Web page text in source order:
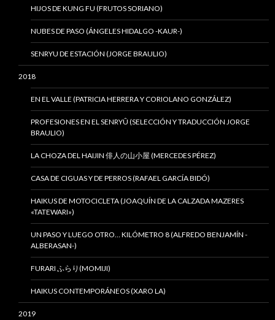
HIJOS DE KUNG FU (FRUTOS SORIANO)
NUBES DE PASO (ÁNGELES HIDALGO -KAUR-)
SENRYU DE ESTACIÓN (JORGE BRAULIO)
2018
EN EL VALLE (PATRICIA HERRERA Y CORIOLANO GONZÁLEZ)
PROFESIONES EN EL SENRYÛ (SELECCIÓN Y TRADUCCIÓN JORGE
BRAULIO)
LA CHOZA DEL HAIJIN 俳人の山小屋 (MERCEDES PÉREZ)
CASA DE CIGUAS Y DE PERROS (RAFAEL GARCÍA BIDÓ)
HAIKUS DE MOTOCICLETA (JOAQUÍN DE LA CALZADA MAZERES
«TATEWARI»)
UN PASO Y LUEGO OTRO… KILÓMETRO 8 (ALFREDO BENJAMÍN -
ALBERASAN-)
FURARI ふらり(MOMIJI)
HAIKUS CONTEMPORÁNEOS (XARO LA)
2019